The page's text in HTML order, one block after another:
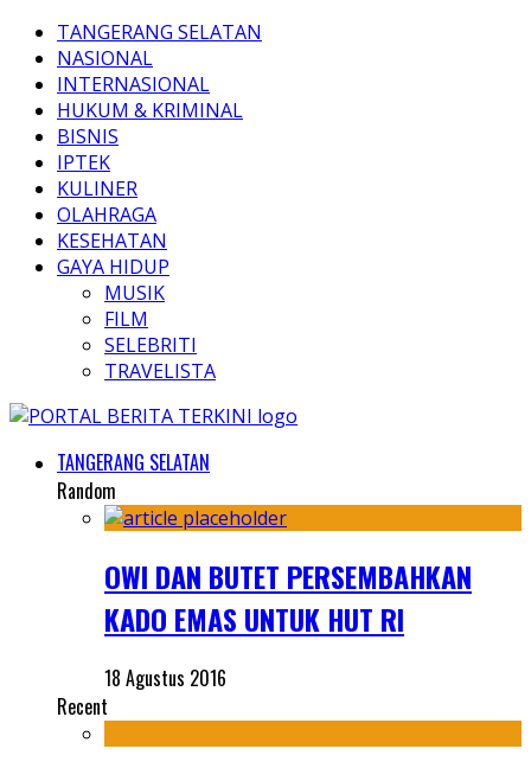
TANGERANG SELATAN
NASIONAL
INTERNASIONAL
HUKUM & KRIMINAL
BISNIS
IPTEK
KULINER
OLAHRAGA
KESEHATAN
GAYA HIDUP
MUSIK
FILM
SELEBRITI
TRAVELISTA
TANGERANG SELATAN
Random
OWI DAN BUTET PERSEMBAHKAN
KADO EMAS UNTUK HUT RI
18 Agustus 2016
Recent